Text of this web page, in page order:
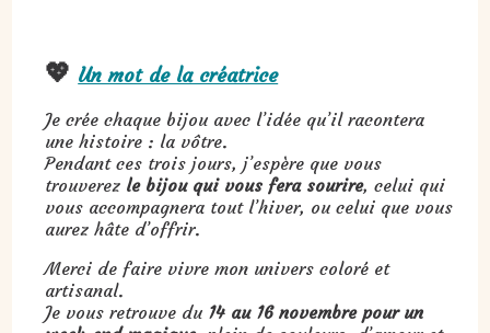
💖 Un mot de la créatrice
Je crée chaque bijou avec l’idée qu’il racontera
une histoire : la vôtre.
Pendant ces trois jours, j’espère que vous
trouverez le bijou qui vous fera sourire, celui qui
vous accompagnera tout l’hiver, ou celui que vous
aurez hâte d’offrir.
Merci de faire vivre mon univers coloré et
artisanal.
Je vous retrouve du 14 au 16 novembre pour un